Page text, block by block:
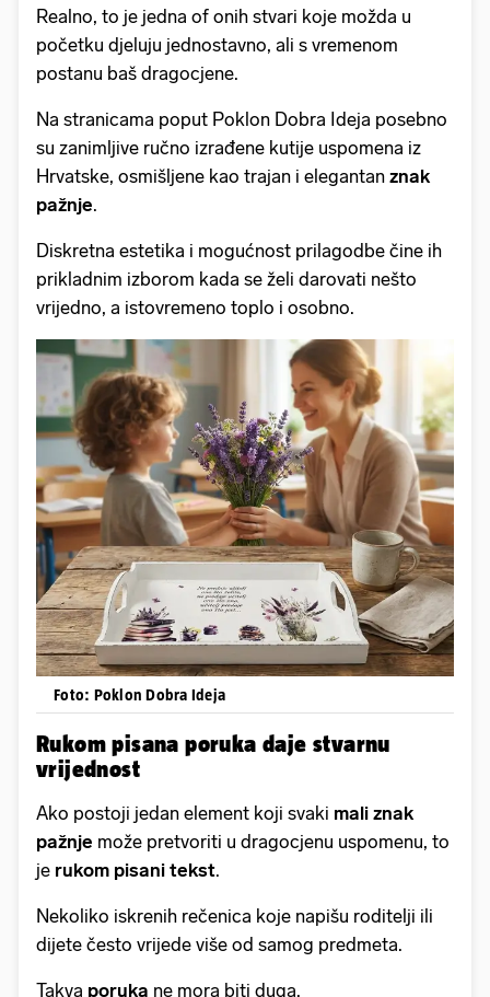
Realno, to je jedna of onih stvari koje možda u
početku djeluju jednostavno, ali s vremenom
postanu baš dragocjene.
Na stranicama poput Poklon Dobra Ideja posebno
su zanimljive ručno izrađene kutije uspomena iz
Hrvatske, osmišljene kao trajan i elegantan znak
pažnje.
Diskretna estetika i mogućnost prilagodbe čine ih
prikladnim izborom kada se želi darovati nešto
vrijedno, a istovremeno toplo i osobno.
Foto: Poklon Dobra Ideja
Rukom pisana poruka daje stvarnu
vrijednost
Ako postoji jedan element koji svaki mali znak
pažnje može pretvoriti u dragocjenu uspomenu, to
je rukom pisani tekst.
Nekoliko iskrenih rečenica koje napišu roditelji ili
dijete često vrijede više od samog predmeta.
Takva poruka ne mora biti duga.